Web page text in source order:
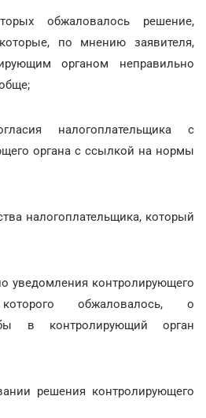
обжаловалось решение,
по мнению заявителя,
органом неправильно
налогоплательщика с
органа с ссылкой на нормы
налогоплательщика, который
уведомления контролирующего
обжаловалось, о
в контролирующий орган
решения контролирующего